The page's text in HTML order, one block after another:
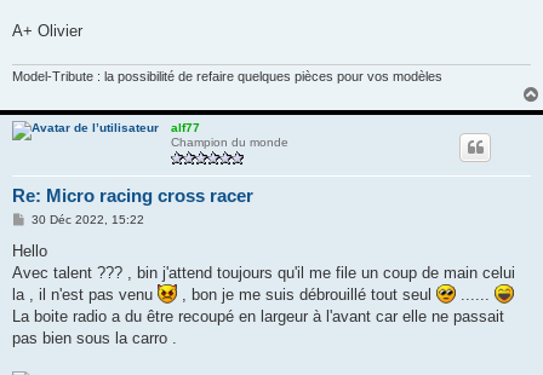
A+ Olivier
Model-Tribute : la possibilité de refaire quelques pièces pour vos modèles
alf77
Champion du monde
Re: Micro racing cross racer
M
s
a
e
30 Déc 2022, 15:22
Hello
Avec talent ??? , bin j'attend toujours qu'il me file un coup de main celui
la , il n'est pas venu
, bon je me suis débrouillé tout seul
La boite radio a du être recoupé en largeur à l'avant car elle ne passait
pas bien sous la carro .